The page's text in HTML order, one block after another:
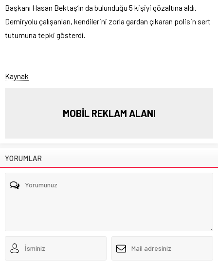
Başkanı Hasan Bektaş’ın da bulunduğu 5 kişiyi gözaltına aldı.
Demiryolu çalışanları, kendilerini zorla gardan çıkaran polisin sert
tutumuna tepki gösterdi.
Kaynak
MOBİL REKLAM ALANI
YORUMLAR